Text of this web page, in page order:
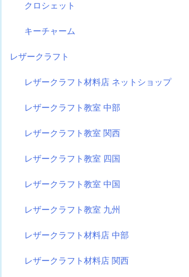
クロシェット
キーチャーム
レザークラフト
レザークラフト材料店 ネットショップ
レザークラフト教室 中部
レザークラフト教室 関西
レザークラフト教室 四国
レザークラフト教室 中国
レザークラフト教室 九州
レザークラフト材料店 中部
レザークラフト材料店 関西